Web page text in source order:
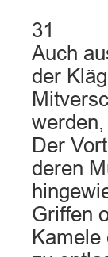
31
Auch
der
Der
deren
Griffen